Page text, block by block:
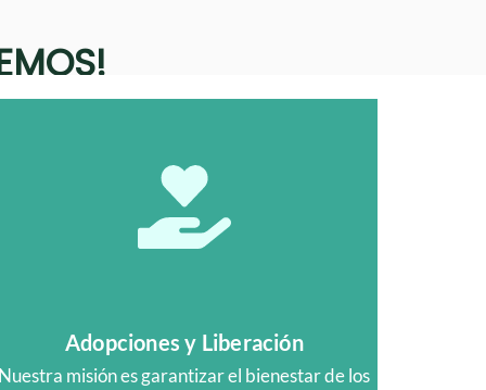
Adopciones y Liberación
misión es garantizar el bienestar de los